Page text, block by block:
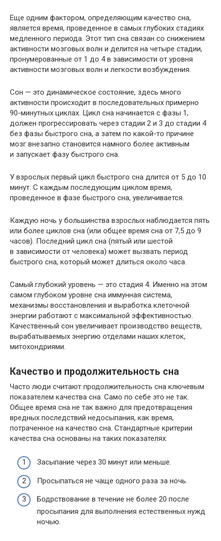
Еще одним фактором, определяющим качество сна,
является время, проведенное в самых глубоких стадиях
медленного периода. Этот тип сна связан со снижением
активности мозговых волн и делится на четыре стадии,
пронумерованные от 1 до 4 в зависимости от уровня
активности мозговых волн и легкости возбуждения.
Сон — это динамическое состояние, здесь много
активности происходит в последовательных примерно
90-минутных циклах. Цикл сна начинается с фазы 1,
должен прогрессировать через стадии 2 и 3 до стадии 4
без фазы быстрого сна, а затем по какой-то причине
мозг внезапно становится намного более активным
и запускает фазу быстрого сна.
У взрослых первый цикл быстрого сна длится от 5 до 10
минут. С каждым последующим циклом время,
проведенное в фазе быстрого сна, увеличивается.
Каждую ночь у большинства взрослых наблюдается пять
или более циклов сна (или общее время сна от 7,5 до 9
часов). Последний цикл сна (пятый или шестой
в зависимости от человека) может вызвать период
быстрого сна, который может длиться около часа.
Самый глубокий уровень — это стадия 4. Именно на этом
самом глубоком уровне сна иммунная система,
механизмы восстановления и выработка клеточной
энергии работают с максимальной эффективностью.
Качественный сон увеличивает производство веществ,
вырабатываемых энергию отделами наших клеток,
митохондриями.
Качество и продолжительность сна
Часто люди считают продолжительность сна ключевым
показателем качества сна. Само по себе это не так.
Общее время сна не так важно для предотвращения
вредных последствий недосыпания, как время,
потраченное на качество сна. Стандартные критерии
качества сна основаны на таких показателях:
Засыпание через 30 минут или меньше.
Просыпаться не чаще одного раза за ночь.
Бодрствование в течение не более 20 после
просыпания для выполнения естественных нужд
ночью.